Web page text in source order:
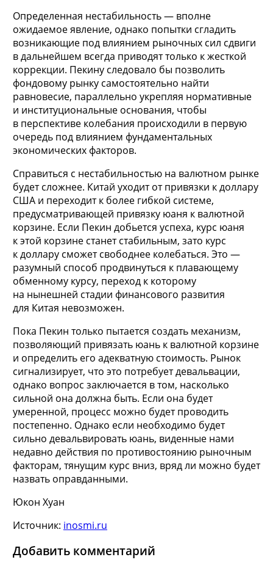
Определенная нестабильность — вполне
ожидаемое явление, однако попытки сгладить
возникающие под влиянием рыночных сил сдвиги
в дальнейшем всегда приводят только к жесткой
коррекции. Пекину следовало бы позволить
фондовому рынку самостоятельно найти
равновесие, параллельно укрепляя нормативные
и институциональные основания, чтобы
в перспективе колебания происходили в первую
очередь под влиянием фундаментальных
экономических факторов.
Справиться с нестабильностью на валютном рынке
будет сложнее. Китай уходит от привязки к доллару
США и переходит к более гибкой системе,
предусматривающей привязку юаня к валютной
корзине. Если Пекин добьется успеха, курс юаня
к этой корзине станет стабильным, зато курс
к доллару сможет свободнее колебаться. Это —
разумный способ продвинуться к плавающему
обменному курсу, переход к которому
на нынешней стадии финансового развития
для Китая невозможен.
Пока Пекин только пытается создать механизм,
позволяющий привязать юань к валютной корзине
и определить его адекватную стоимость. Рынок
сигнализирует, что это потребует девальвации,
однако вопрос заключается в том, насколько
сильной она должна быть. Если она будет
умеренной, процесс можно будет проводить
постепенно. Однако если необходимо будет
сильно девальвировать юань, виденные нами
недавно действия по противостоянию рыночным
факторам, тянущим курс вниз, вряд ли можно будет
назвать оправданными.
Юкон Хуан
Источник: inosmi.ru
Добавить комментарий